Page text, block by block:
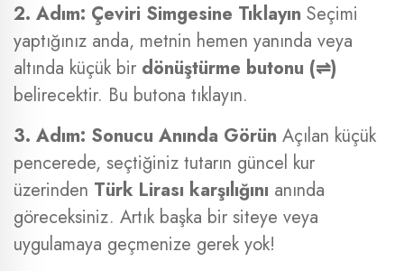
2. Adım: Çeviri Simgesine Tıklayın Seçimi
yaptığınız anda, metnin hemen yanında veya
altında küçük bir dönüştürme butonu (⇌)
belirecektir. Bu butona tıklayın.
3. Adım: Sonucu Anında Görün Açılan küçük
pencerede, seçtiğiniz tutarın güncel kur
üzerinden Türk Lirası karşılığını anında
göreceksiniz. Artık başka bir siteye veya
uygulamaya geçmenize gerek yok!